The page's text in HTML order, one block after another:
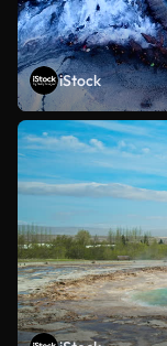
iStock